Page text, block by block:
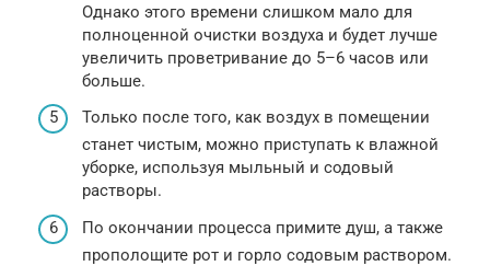
Однако этого времени слишком мало для
полноценной очистки воздуха и будет лучше
увеличить проветривание до 5–6 часов или
больше.
Только после того, как воздух в помещении
станет чистым, можно приступать к влажной
уборке, используя мыльный и содовый
растворы.
По окончании процесса примите душ, а также
прополощите рот и горло содовым раствором.